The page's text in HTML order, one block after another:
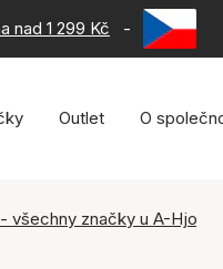
nad 1 299 Kč - 60 dní
Outlet O
všechny značky u A-Hjort